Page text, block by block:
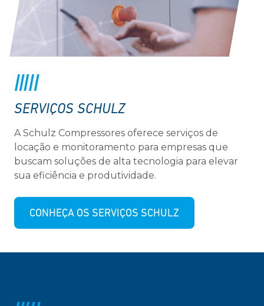
SERVIÇOS SCHULZ
A Schulz Compressores oferece serviços de
locação e monitoramento para empresas que
buscam soluções de alta tecnologia para elevar
sua eficiência e produtividade.
CONHEÇA OS SERVIÇOS SCHULZ